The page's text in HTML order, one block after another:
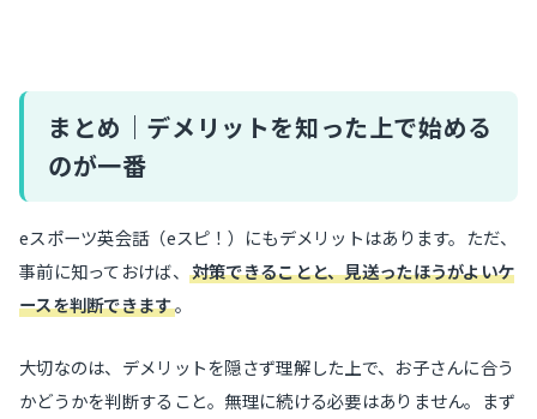
まとめ｜デメリットを知った上で始める
のが一番
eスポーツ英会話（eスピ！）にもデメリットはあります。ただ、
事前に知っておけば、 対策できることと、見送ったほうがよいケ
ースを判断できます。
大切なのは、デメリットを隠さず理解した上で、お子さんに合う
かどうかを判断すること。無理に続ける必要はありません。まず